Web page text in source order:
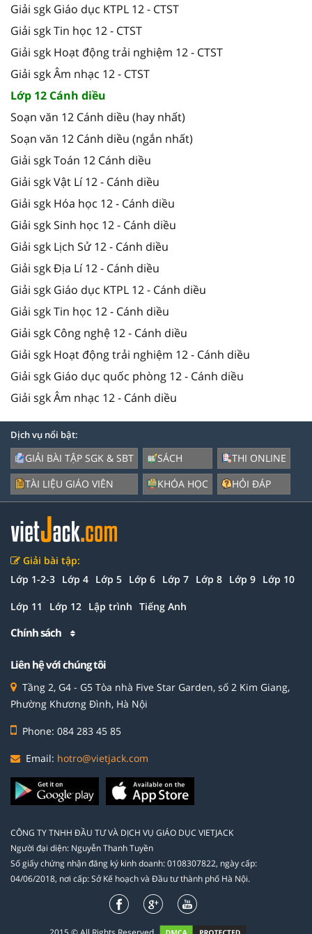
Giải sgk Giáo dục KTPL 12 - CTST
Giải sgk Tin học 12 - CTST
Giải sgk Hoạt động trải nghiệm 12 - CTST
Giải sgk Âm nhạc 12 - CTST
Lớp 12 Cánh diều
Soạn văn 12 Cánh diều (hay nhất)
Soạn văn 12 Cánh diều (ngắn nhất)
Giải sgk Toán 12 Cánh diều
Giải sgk Vật Lí 12 - Cánh diều
Giải sgk Hóa học 12 - Cánh diều
Giải sgk Sinh học 12 - Cánh diều
Giải sgk Lịch Sử 12 - Cánh diều
Giải sgk Địa Lí 12 - Cánh diều
Giải sgk Giáo dục KTPL 12 - Cánh diều
Giải sgk Tin học 12 - Cánh diều
Giải sgk Công nghệ 12 - Cánh diều
Giải sgk Hoạt động trải nghiệm 12 - Cánh diều
Giải sgk Giáo dục quốc phòng 12 - Cánh diều
Giải sgk Âm nhạc 12 - Cánh diều
Dịch vụ nổi bật:
GIẢI BÀI TẬP SGK & SBT
TÀI LIỆU GIÁO VIÊN
SÁCH
KHÓA HỌC
THI ONLINE
HỎI ĐÁP
Giải bài tập:
Lớp 1-2-3 Lớp 4 Lớp 5 Lớp 6 Lớp 7 Lớp 8 Lớp 9 Lớp 10
Lớp 11 Lớp 12 Lập trình Tiếng Anh
Chính sách
Liên hệ với chúng tôi
Tầng 2, G4 - G5 Tòa nhà Five Star Garden, số 2 Kim Giang,
Phường Khương Đình, Hà Nội
Phone: 084 283 45 85
Email: hotro@vietjack.com
CÔNG TY TNHH ĐẦU TƯ VÀ DỊCH VỤ GIÁO DỤC VIETJACK
Người đại diện: Nguyễn Thanh Tuyền
Số giấy chứng nhận đăng ký kinh doanh: 0108307822, ngày cấp:
04/06/2018, nơi cấp: Sở Kế hoạch và Đầu tư thành phố Hà Nội.